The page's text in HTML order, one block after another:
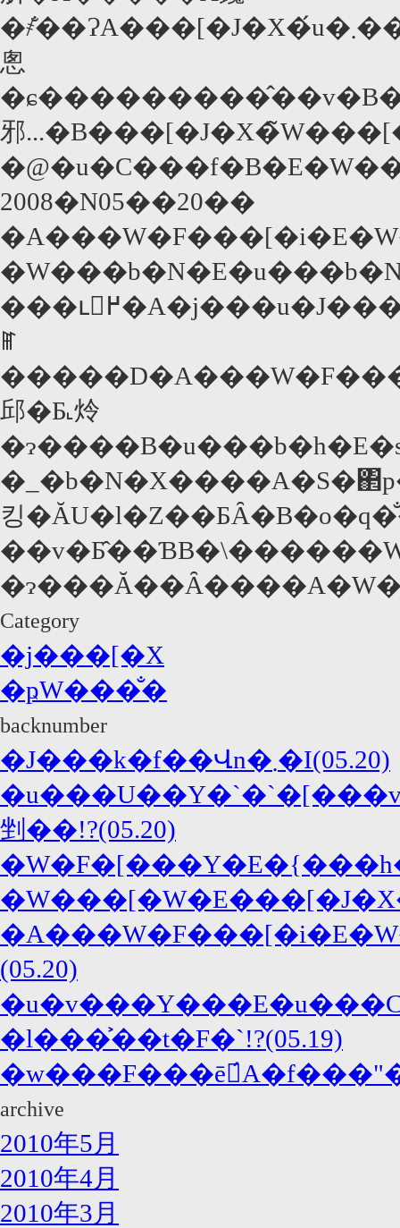
�҂̐��ɁA���[�J�X�́u�܂��A�X�e�B�[�u���ɂ��n���\���ɂ������ĂȂ����ǃA�C�f�B�A������B�V���C�A�i�E���u�[�t�j����l���ɂ��āA�n���\�����w�Ō�̐���x�̂Ƃ��̃V���[���E�R�l���[�̂
悤
邪
2008�N05��20��
���ւ𖱂߂�A�j���u�J���t�[�E�p���_�v�i���{���J�V��26���j�̃v�����[�V�����ŃJ���k�f��Ղɓo�
ꂵ
邱�Ƃ𖾂炩
킹
Category
�j���[�X
�ҏW���̐�
backnumber
�J���k�f��Վn�܂�I(05.20)
剉��!?(05.20)
(05.20)
�l���͐��t�F�`!?(05.19)
archive
2010年5月
2010年4月
2010年3月